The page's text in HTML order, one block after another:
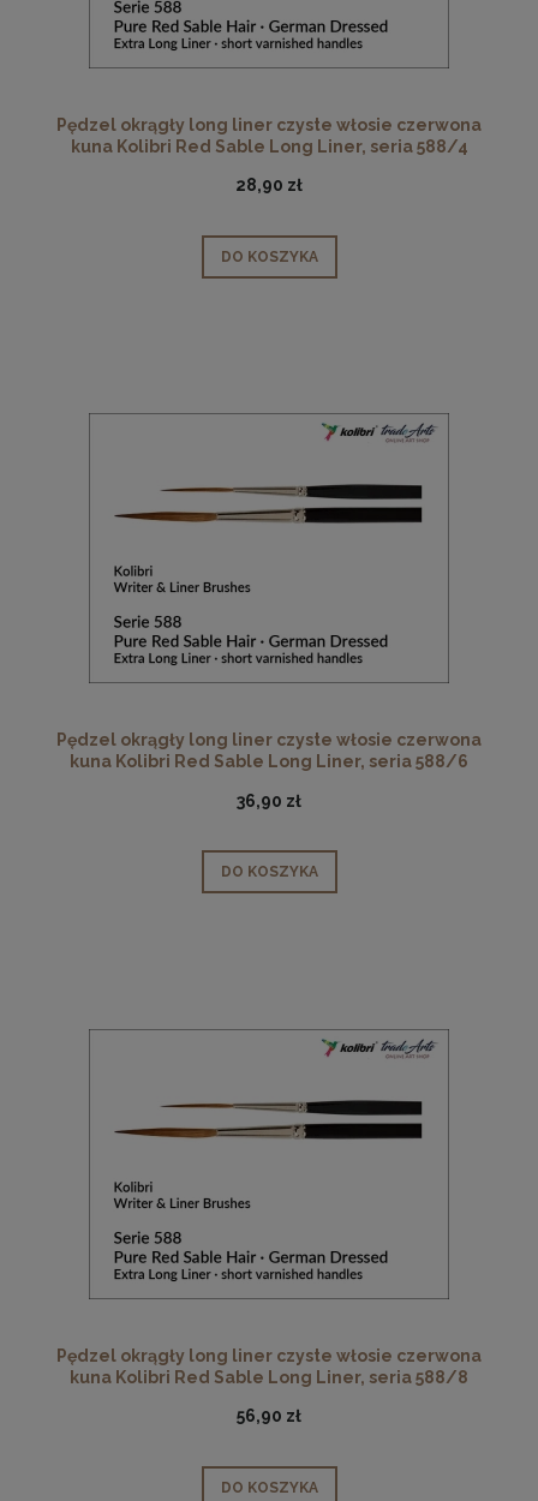
Pędzel okrągły long liner czyste włosie czerwona
kuna Kolibri Red Sable Long Liner, seria 588/4
28,90 zł
DO KOSZYKA
Pędzel okrągły long liner czyste włosie czerwona
kuna Kolibri Red Sable Long Liner, seria 588/6
36,90 zł
DO KOSZYKA
Pędzel okrągły long liner czyste włosie czerwona
kuna Kolibri Red Sable Long Liner, seria 588/8
56,90 zł
DO KOSZYKA